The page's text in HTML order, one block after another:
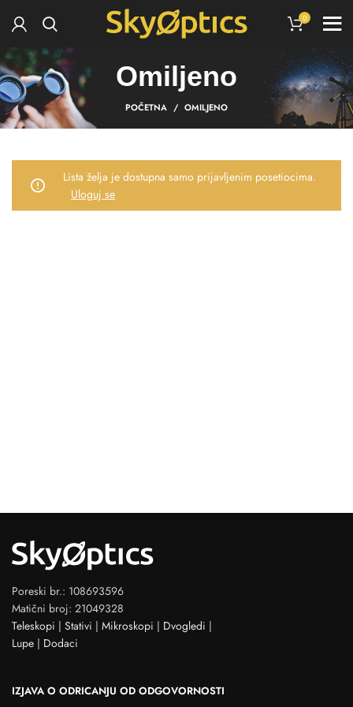
0
Omiljeno
POČETNA OMILJENO
Lista želja je dostupna samo prijavljenim posetiocima.
Uloguj se
Poreski br.: 108693596
Matični broj: 21049328
Teleskopi | Stativi | Mikroskopi | Dvogledi |
Lupe | Dodaci
IZJAVA O ODRICANJU OD ODGOVORNOSTI